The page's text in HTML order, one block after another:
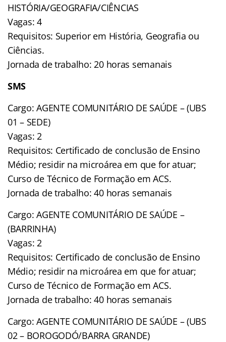
HISTÓRIA/GEOGRAFIA/CIÊNCIAS
Vagas: 4
Requisitos: Superior em História, Geografia ou
Ciências.
Jornada de trabalho: 20 horas semanais
SMS
Cargo: AGENTE COMUNITÁRIO DE SAÚDE – (UBS
01 – SEDE)
Vagas: 2
Requisitos: Certificado de conclusão de Ensino
Médio; residir na microárea em que for atuar;
Curso de Técnico de Formação em ACS.
Jornada de trabalho: 40 horas semanais
Cargo: AGENTE COMUNITÁRIO DE SAÚDE –
(BARRINHA)
Vagas: 2
Requisitos: Certificado de conclusão de Ensino
Médio; residir na microárea em que for atuar;
Curso de Técnico de Formação em ACS.
Jornada de trabalho: 40 horas semanais
Cargo: AGENTE COMUNITÁRIO DE SAÚDE – (UBS
02 – BOROGODÓ/BARRA GRANDE)